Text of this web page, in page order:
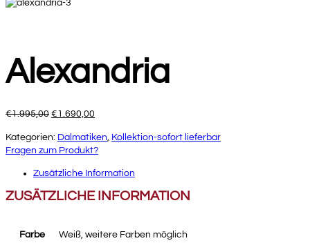
Alexandria
€1.995,00 Ursprünglicher
war:
€1.995,00
€1.690,00
ist:
€1.690,00.
Kategorien: Dalmatiken, Kollektion-sofort lieferbar
Fragen zum Produkt?
Zusätzliche Information
ZUSÄTZLICHE INFORMATION
Farbe Weiß, weitere Farben möglich